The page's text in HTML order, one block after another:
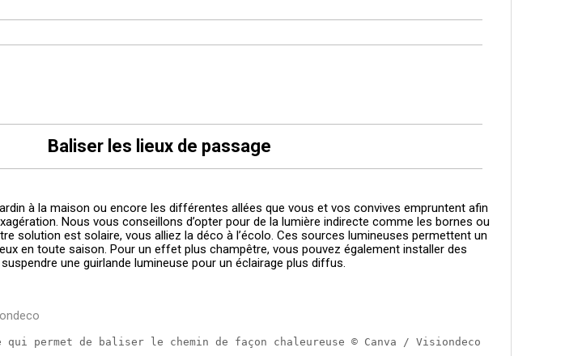
Baliser les lieux de passage
à la maison ou encore les différentes allées que vous et vos convives empruntent afin
Nous vous conseillons d’opter pour de la lumière indirecte comme les bornes ou
solution est solaire, vous alliez la déco à l’écolo. Ces sources lumineuses permettent un
en toute saison. Pour un effet plus champêtre, vous pouvez également installer des
une guirlande lumineuse pour un éclairage plus diffus.
permet de baliser le chemin de façon chaleureuse © Canva / Visiondeco